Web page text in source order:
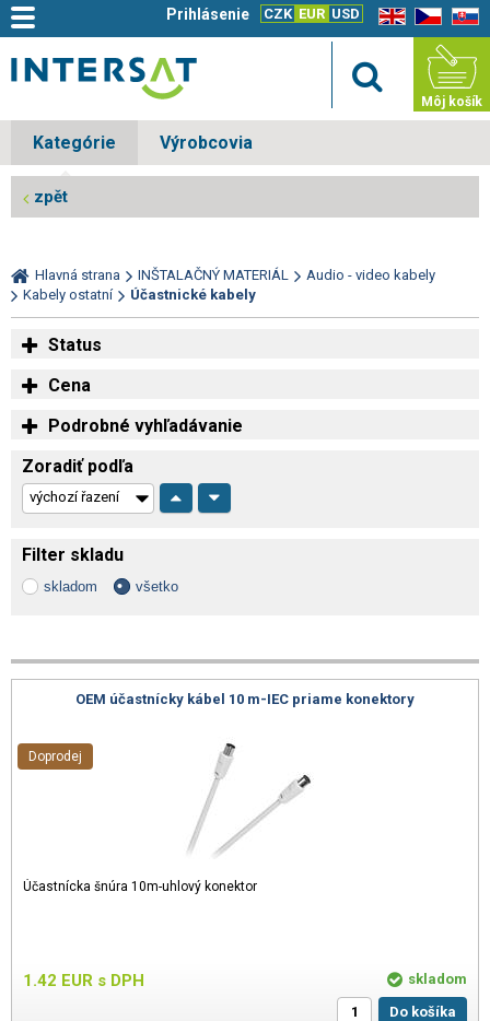
EN CZ SK
CZK EUR USD
Prihlásenie
Môj košík
Kategórie Výrobcovia
zpět
Hlavná strana INŠTALAČNÝ MATERIÁL
Audio - video kabely
Kabely ostatní
Účastnické kabely
Status
Cena
Podrobné vyhľadávanie
Zoradiť podľa
Filter skladu
skladom všetko
OEM účastnícky kábel 10 m-IEC priame konektory
Účastnícka šnúra 10m-uhlový konektor
1.42 EUR s DPH
Doprodej
skladom
Do košíka